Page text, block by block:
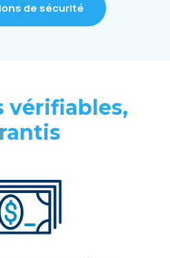
de sécurité
vérifiables,